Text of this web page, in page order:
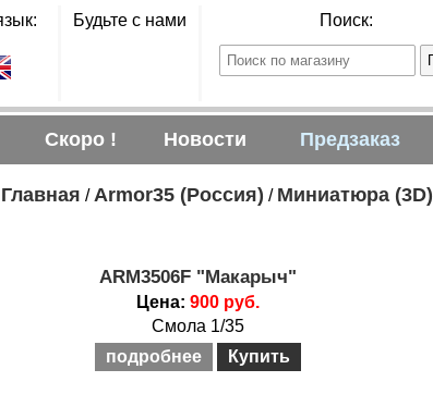
Будьте с нами Поиск:
Скоро ! Новости Предзаказ
Главная /Armor35 (Россия) / Миниатюра (3D)
ARM3506F "Макарыч"
Цена: 900 руб.
Смола 1/35
подробнее
Купить